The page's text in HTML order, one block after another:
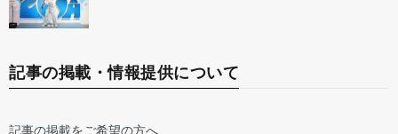
記事の掲載・情報提供について
記事の掲載をご希望の方へ